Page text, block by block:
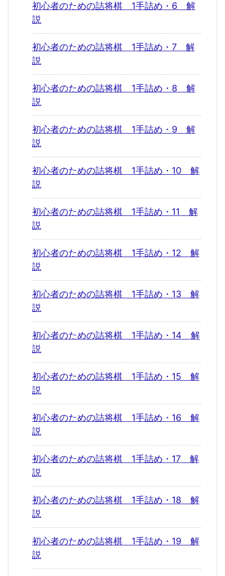
初心者のための詰将棋 1手詰め・6 解
説
初心者のための詰将棋 1手詰め・7 解
説
初心者のための詰将棋 1手詰め・8 解
説
初心者のための詰将棋 1手詰め・9 解
説
初心者のための詰将棋 1手詰め・10 解
説
初心者のための詰将棋 1手詰め・11 解
説
初心者のための詰将棋 1手詰め・12 解
説
初心者のための詰将棋 1手詰め・13 解
説
初心者のための詰将棋 1手詰め・14 解
説
初心者のための詰将棋 1手詰め・15 解
説
初心者のための詰将棋 1手詰め・16 解
説
初心者のための詰将棋 1手詰め・17 解
説
初心者のための詰将棋 1手詰め・18 解
説
初心者のための詰将棋 1手詰め・19 解
説